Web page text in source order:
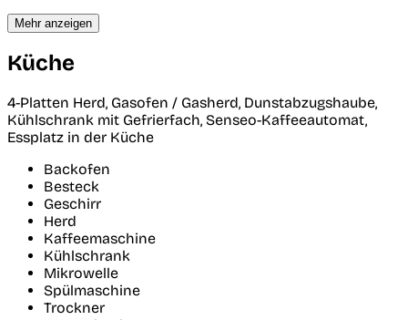
Mehr anzeigen
Küche
4-Platten Herd, Gasofen / Gasherd, Dunstabzugshaube,
Kühlschrank mit Gefrierfach, Senseo-Kaffeeautomat,
Essplatz in der Küche
Backofen
Besteck
Geschirr
Herd
Kaffeemaschine
Kühlschrank
Mikrowelle
Spülmaschine
Trockner